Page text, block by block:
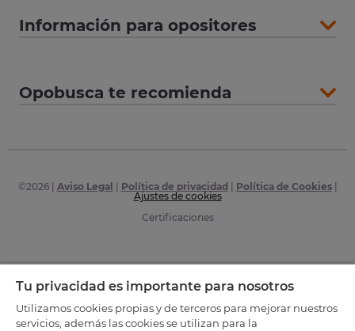
Información para opositores
Opobusca te recomienda
©2026| Aviso Legal Política de privacidad Política de Cookies|
Ajustes de cookies
Certificaciones
Tu privacidad es importante para nosotros
Utilizamos cookies propias y de terceros para mejorar nuestros
servicios, además las cookies se utilizan para la